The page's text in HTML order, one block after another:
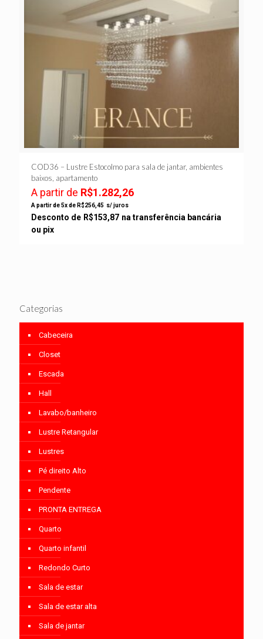
COD36 – Lustre Estocolmo para sala de jantar, ambientes
baixos, apartamento
A partir de R$1.282,26
A partir de 5x de R$256,45 s/ juros
Desconto de R$153,87 na transferência bancária
ou pix
Categorias
Cabeceira
Closet
Escada
Hall
Lavabo/banheiro
Lustre Retangular
Lustres
Pé direito Alto
Pendente
PRONTA ENTREGA
Quarto
Quarto infantil
Redondo Curto
Sala de estar
Sala de estar alta
Sala de jantar